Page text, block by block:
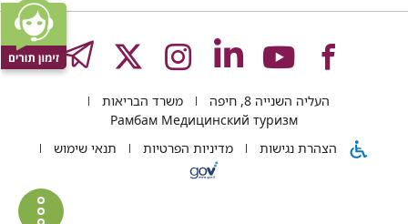
לעמוד
של
לעמוד
של
לעמוד
של
לעמוד
של
לעמוד
של
העליה השנייה 8, חיפה
משרד הבריאות
Рамбам Медицинский туризм
הצהרת נגישות
מדיניות הפרטיות תנאי שימוש